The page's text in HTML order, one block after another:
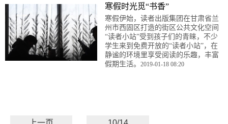
寒假时光觅“书香”
寒假伊始，读者出版集团在甘肃省兰
州市西固区打造的街区公共文化空间
“读者小站”受到孩子们的青睐，不少
学生来到免费开放的“读者小站”，在
静谧的环境里享受阅读的乐趣，丰富
假期生活。 2019-01-18 08:20